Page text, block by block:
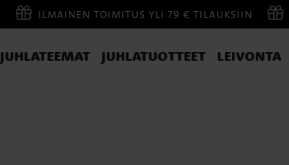
ILMAINEN TOIMITUS YLI 79 € TILAUKSIIN
JUHLATEEMAT JUHLATUOTTEET LEIVONTA